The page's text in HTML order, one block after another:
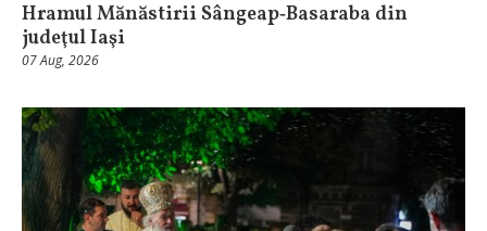
Hramul Mănăstirii Sângeap‑Basaraba din
judeţul Iaşi
07 Aug, 2026